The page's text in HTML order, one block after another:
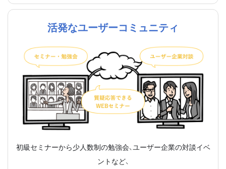
活発なユーザーコミュニティ
初級セミナーから少人数制の勉強会、ユーザー企業の対談イベ
ントなど、